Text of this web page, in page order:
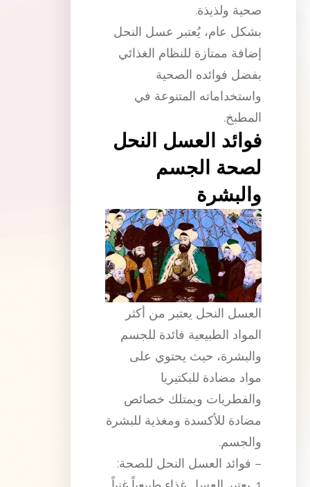
صحية ولذيذة.
بشكل عام، يُعتبر عسل النحل
إضافة ممتازة للنظام الغذائي
بفضل فوائده الصحية
واستخداماته المتنوعة في
المطبخ.
فوائد العسل النحل
لصحة الجسم
والبشرة
العسل النحل يعتبر من أكثر
المواد الطبيعية فائدة للجسم
والبشرة، حيث يحتوي على
مواد مضادة للبكتيريا
والفطريات ويمتلك خصائص
مضادة للأكسدة ومغذية للبشرة
والجسم.
– فوائد العسل النحل للصحة: